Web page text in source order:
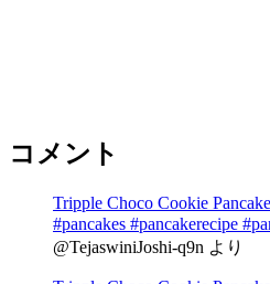
コメント
Tripple Choco Cookie
#pancakes #pancakerecipe
@TejaswiniJoshi-q9n より